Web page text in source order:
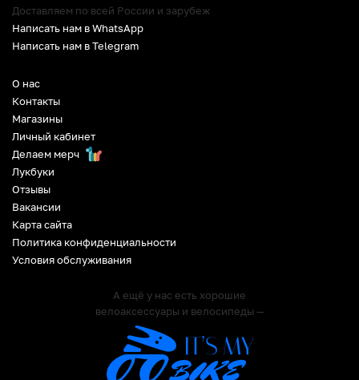
О нас
Контакты
Магазины
Личный кабинет
Делаем мерч
Лукбуки
Отзывы
Вакансии
Карта сайта
Политика конфиденциальности
Условия обслуживания
А ещё у нас есть хорошие
велоаксессуары и велосипеды —
Доставляем по всей России и зарубеж
Написать нам в WhatsApp
Написать нам в Telegram